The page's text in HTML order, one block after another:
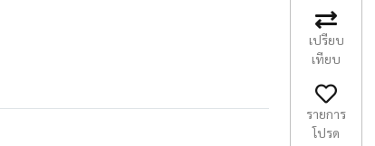
เปรียบ
เทียบ
รายการ
โปรด